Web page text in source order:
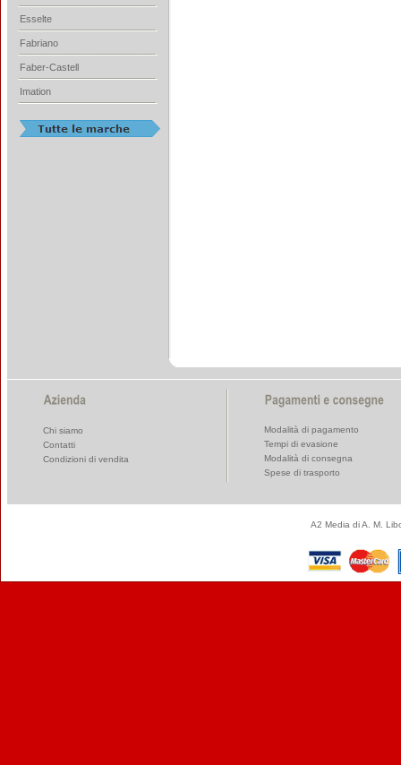
Esselte
Fabriano
Faber-Castell
Imation
Chi siamo
Contatti
Condizioni di vendita
Modalità di pagamento
Tempi di evasione
Modalità di consegna
Spese di trasporto
A2 Media di A. M.